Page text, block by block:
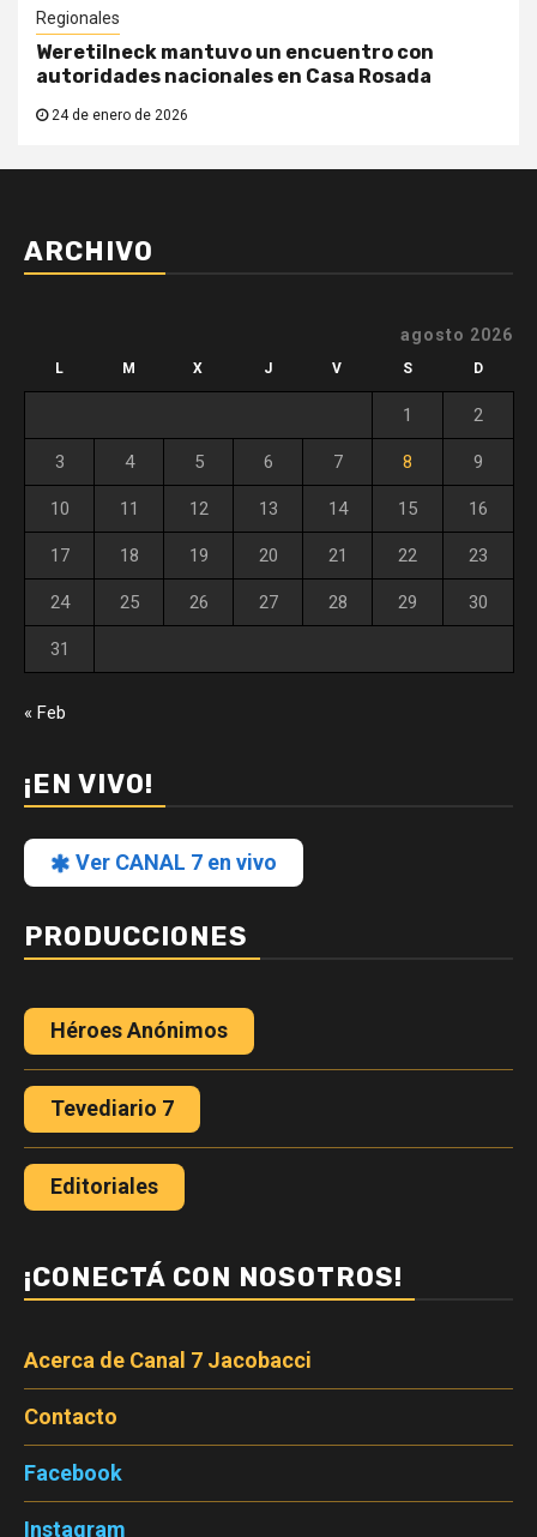
Regionales
Weretilneck mantuvo un encuentro con
autoridades nacionales en Casa Rosada
24 de enero de 2026
ARCHIVO
agosto 2026
L M X J V S D
1 2
3 4 5 6 7 8 9
10 11 12 13 14 15 16
17 18 19 20 21 22 23
24 25 26 27 28 29 30
31
« Feb
¡EN VIVO!
Ver CANAL 7 en vivo
PRODUCCIONES
Héroes Anónimos
Tevediario 7
Editoriales
¡CONECTÁ CON NOSOTROS!
Acerca de Canal 7 Jacobacci
Contacto
Facebook
Instagram